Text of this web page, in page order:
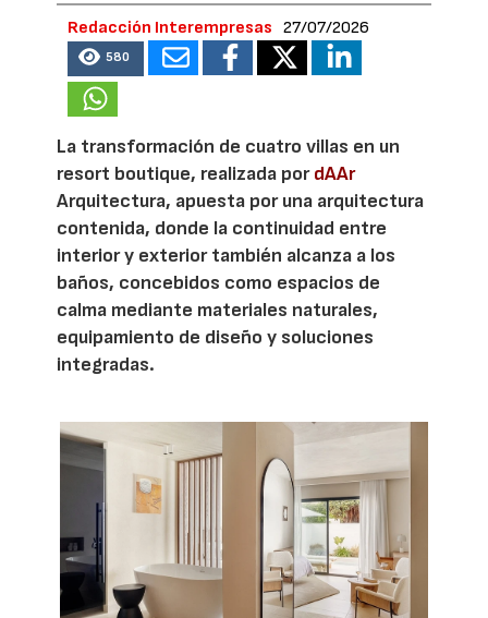
Redacción Interempresas 27/07/2026
580
La transformación de cuatro villas en un
resort boutique, realizada pordAAr
Arquitectura, apuesta por una arquitectura
contenida, donde la continuidad entre
interior y exterior también alcanza a los
baños, concebidos como espacios de
calma mediante materiales naturales,
equipamiento de diseño y soluciones
integradas.